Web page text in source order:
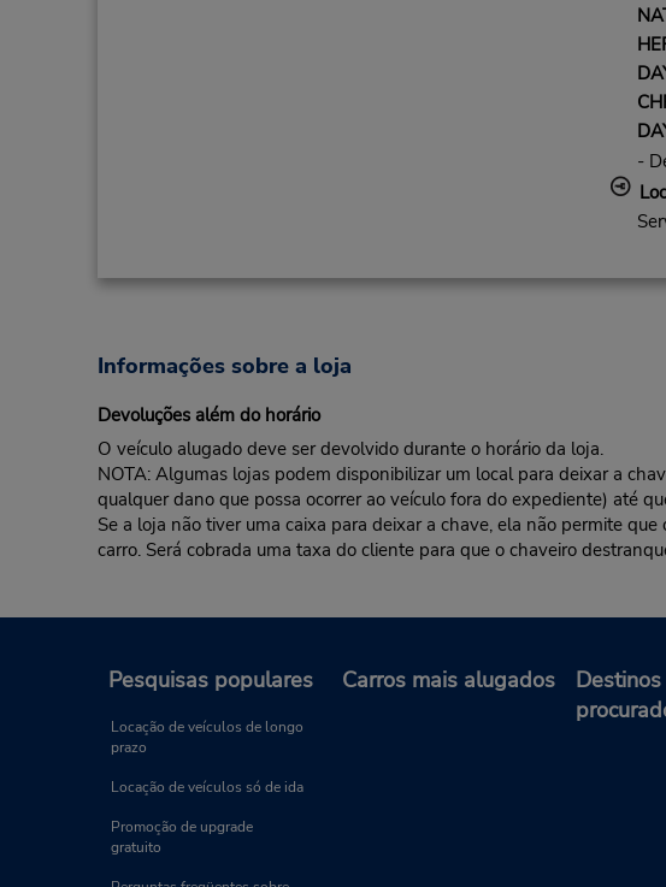
-
Informações sobre a loja
Devoluções além do horário
O veículo alugado deve ser devolvido durante o horário da loja.
NOTA: Algumas lojas podem disponibilizar um local para deixar a
qualquer dano que possa ocorrer ao veículo fora do expediente) até
Se a loja não tiver uma caixa para deixar a chave, ela não permite
carro. Será cobrada uma taxa do cliente para que o chaveiro
Pesquisas populares
Locação de veículos de longo
prazo
Locação de veículos só de ida
Promoção de upgrade
gratuito
Carros mais alugados